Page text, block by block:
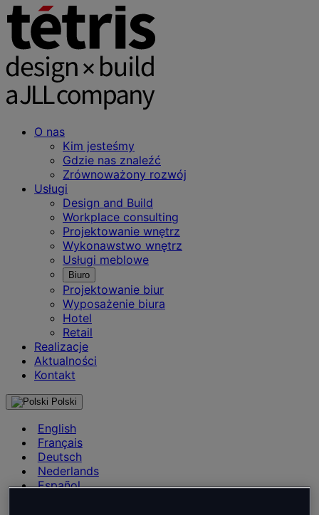
O nas
Kim jesteśmy
Gdzie nas znaleźć
Zrównoważony rozwój
Usługi
Design and Build
Workplace consulting
Projektowanie wnętrz
Wykonawstwo wnętrz
Usługi meblowe
Biuro
Projektowanie biur
Wyposażenie biura
Hotel
Retail
Realizacje
Aktualności
Kontakt
Polski
English
Français
Deutsch
Nederlands
Español